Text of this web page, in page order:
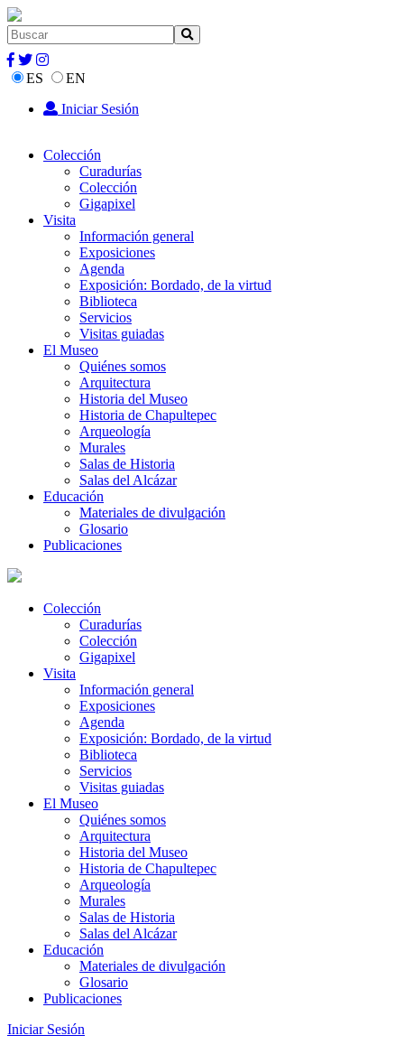
ES
EN
Iniciar Sesión
Colección
Curadurías
Colección
Gigapixel
Visita
Información general
Exposiciones
Agenda
Exposición: Bordado, de la virtud
Biblioteca
Servicios
Visitas guiadas
El Museo
Quiénes somos
Arquitectura
Historia del Museo
Historia de Chapultepec
Arqueología
Murales
Salas de Historia
Salas del Alcázar
Educación
Materiales de divulgación
Glosario
Publicaciones
Colección
Curadurías
Colección
Gigapixel
Visita
Información general
Exposiciones
Agenda
Exposición: Bordado, de la virtud
Biblioteca
Servicios
Visitas guiadas
El Museo
Quiénes somos
Arquitectura
Historia del Museo
Historia de Chapultepec
Arqueología
Murales
Salas de Historia
Salas del Alcázar
Educación
Materiales de divulgación
Glosario
Publicaciones
Iniciar Sesión